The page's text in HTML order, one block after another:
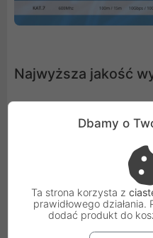
Najwyższa jakość
Dbamy o
Ta strona korzysta z
prawidłowego działania.
dodać produkt do